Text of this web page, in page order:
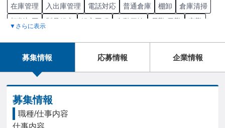
在庫管理
入出庫管理 電話対応 普通倉庫 棚卸
倉庫清掃
切削加工
製品組立 組立工程 自動四輪 昼勤/日勤
夜勤
▼さらに表示
募集情報 応募情報 企業情報
募集情報
職種/仕事内容
仕事内容